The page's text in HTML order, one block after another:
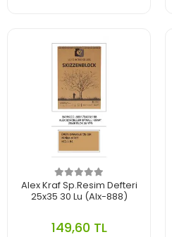
Alex Kraf Sp.Resim Defteri
25x35 30 Lu (Alx-888)
149,60 TL